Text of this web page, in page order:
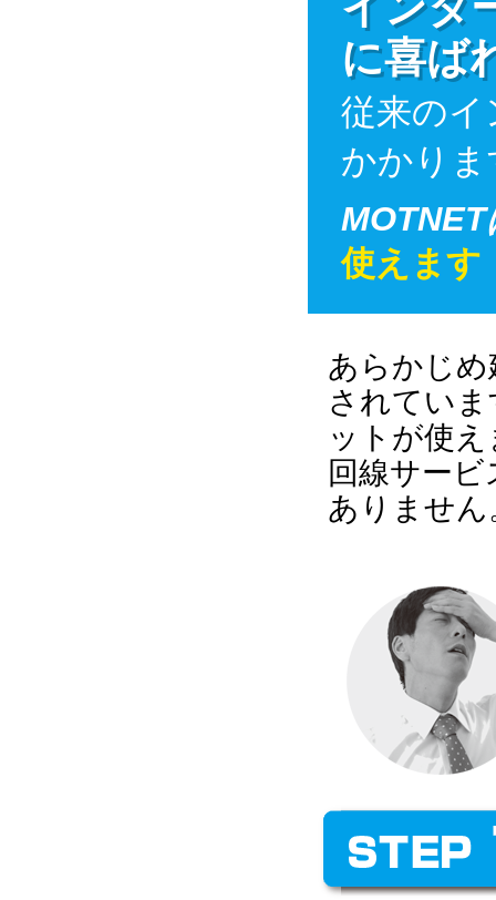
に喜ば
従来のイ
かかり
MOTNET
使えます
あらかじ
されてい
ットが使
回線サー
ありません